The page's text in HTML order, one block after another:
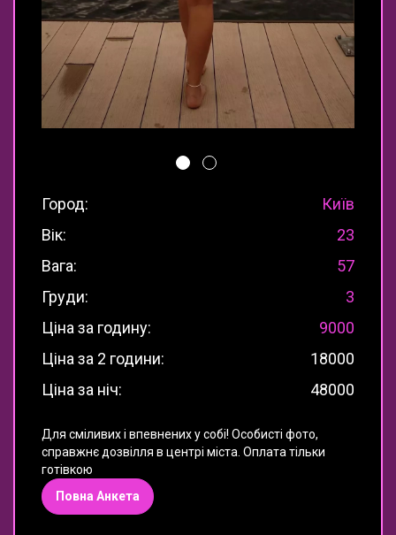
Город:
Київ
Вік:
23
Вага:
57
Груди:
3
Ціна за годину:
9000
Ціна за 2 години:
18000
Ціна за ніч:
48000
Для сміливих і впевнених у собі! Особисті фото,
справжнє дозвілля в центрі міста. Оплата тільки
готівкою
Повна Анкета